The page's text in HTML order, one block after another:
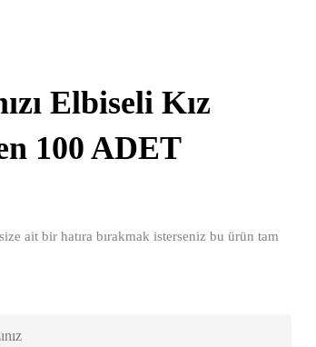
Elbiseli Kız
100 ADET
ait bir hatıra bırakmak isterseniz bu ürün tam